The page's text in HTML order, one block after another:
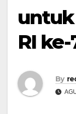
untuk
RI
By